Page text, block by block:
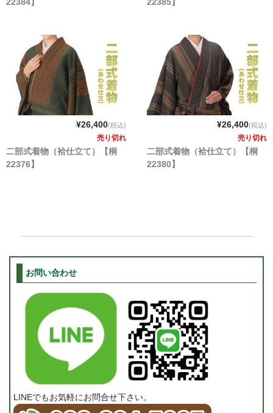
22384】 22385】
¥26,400(税込)
売り切れ
二部式着物（袷仕立て）【桐
22376】
¥26,400(税込)
売り切れ
二部式着物（袷仕立て）【桐
22380】
お問い合わせ
LINEでもお気軽にお問合せ下さい。